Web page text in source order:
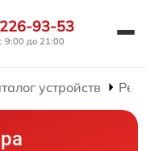
93-53
9:00 до 21:00
устройств